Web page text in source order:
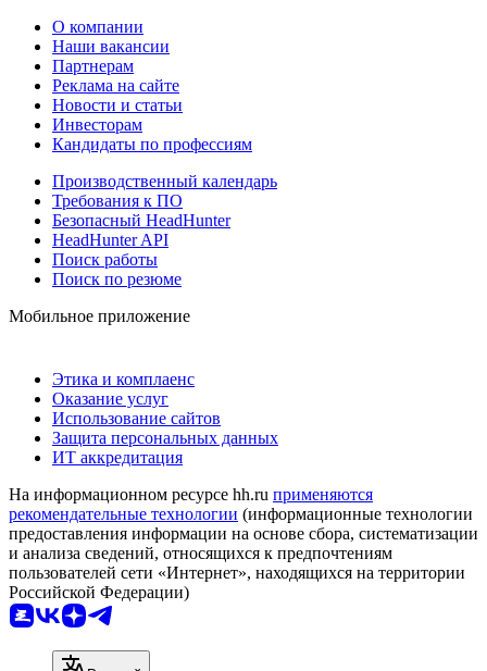
О компании
Наши вакансии
Партнерам
Реклама на сайте
Новости и статьи
Инвесторам
Кандидаты по профессиям
Производственный календарь
Требования к ПО
Безопасный HeadHunter
HeadHunter API
Поиск работы
Поиск по резюме
Мобильное приложение
Этика и комплаенс
Оказание услуг
Использование сайтов
Защита персональных данных
ИТ аккредитация
На информационном ресурсе hh.ru применяются
рекомендательные технологии (информационные технологии
предоставления информации на основе сбора, систематизации
и анализа сведений, относящихся к предпочтениям
пользователей сети «Интернет», находящихся на территории
Российской Федерации)